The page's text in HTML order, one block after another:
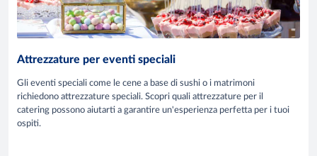
Attrezzature per eventi speciali
Gli eventi speciali come le cene a base di sushi o i matrimoni
richiedono attrezzature speciali. Scopri quali attrezzature per il
catering possono aiutarti a garantire un'esperienza perfetta per i tuoi
ospiti.